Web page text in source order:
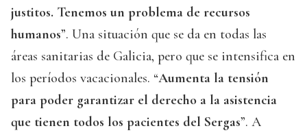
justitos. Tenemos un problema de recursos
humanos”. Una situación que se da en todas las
áreas sanitarias de Galicia, pero que se intensifica en
los períodos vacacionales. “Aumenta la tensión
para poder garantizar el derecho a la asistencia
que tienen todos los pacientes del Sergas”. A